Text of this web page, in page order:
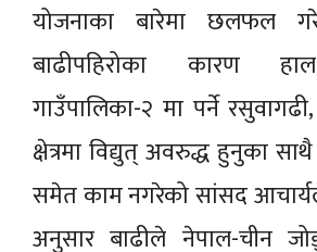
योजनाका बारेमा छलफल
बाढीपहिरोका कारण
गाउँपालिका-२ मा पर्ने
क्षेत्रमा विद्युत् अवरुद्ध हुनुका
समेत काम नगरेको सांसद
अनुसार बाढीले नेपाल-चीन